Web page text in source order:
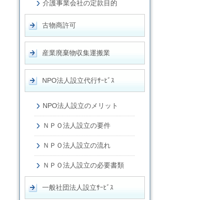
介護事業会社の定款目的
古物商許可
産業廃棄物収集運搬業
NPO法人設立代行ｻｰﾋﾞｽ
NPO法人設立のメリット
ＮＰＯ法人設立の要件
ＮＰＯ法人設立の流れ
ＮＰＯ法人設立の必要書類
一般社団法人設立ｻｰﾋﾞｽ